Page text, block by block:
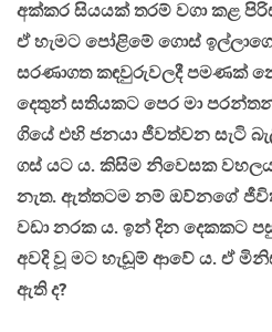
අක්කර සියයක් තරම් වගා කළ
ඒ හැමට පෝළිමේ ගොස්
සරණාගත කඳවුරුවලදී පමණක්
දෙතුන් සතියකට පෙර මා
ගියේ එහි ජනයා ජීවත්වන සැටි
ගස් යට ය. කිසිම නිවෙසක
නැත. ඇත්තටම නම් ඔව්නගේ
වඩා නරක ය. ඉන් දින දෙකකට
අවදි වූ මට හැඬූම් ආවේ ය. ඒ
ඇති ද?